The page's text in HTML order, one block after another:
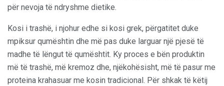
për nevoja të ndryshme dietike.
Kosi i trashë, i njohur edhe si kosi grek, përgatitet duke
mpiksur qumështin dhe më pas duke larguar një pjesë të
madhe të lëngut të qumështit. Ky proces e bën produktin
më të trashë, më kremoz dhe, njëkohësisht, më të pasur me
proteina krahasuar me kosin tradicional. Për shkak të këtij